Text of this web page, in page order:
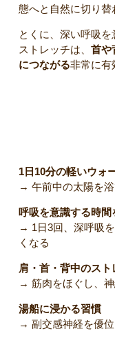
態へと自然に切り替
とくに、深い呼吸
ストレッチは、 首や
につながる非常に有
1日10分の軽いウォ
→ 午前中の太陽を
呼吸を意識する時間
→ 1日3回、深呼吸
くなる
肩・首・背中のスト
→ 筋肉をほぐし、
湯船に浸かる習慣
→ 副交感神経を優